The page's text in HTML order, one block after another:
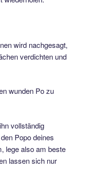
wird nachgesagt,
verdichten und
wunden Po zu
vollständig
Popo deines
lege also am beste
lassen sich nur